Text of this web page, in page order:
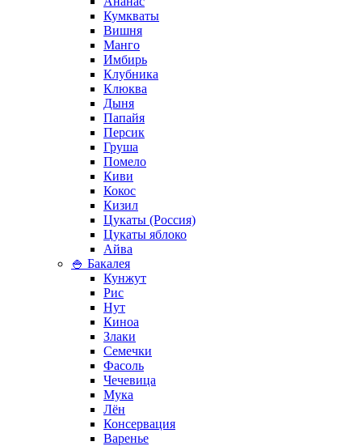
Кумкваты
Вишня
Манго
Имбирь
Клубника
Клюква
Дыня
Папайя
Персик
Груша
Помело
Киви
Кокос
Кизил
Цукаты (Россия)
Цукаты яблоко
Айва
🍚 Бакалея
Кунжут
Рис
Нут
Киноа
Злаки
Семечки
Фасоль
Чечевица
Мука
Лён
Консервация
Варенье